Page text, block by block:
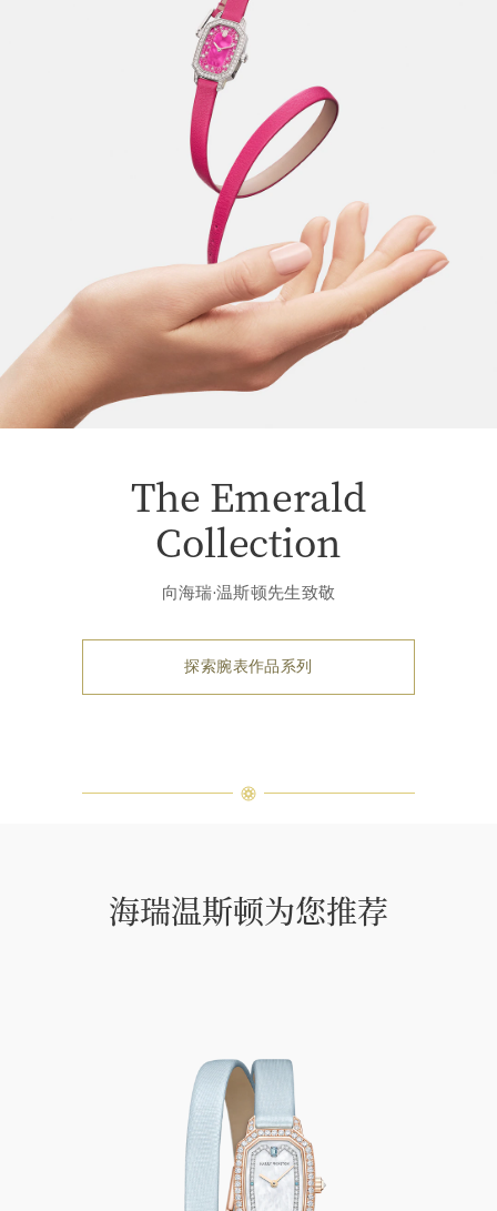
The Emerald
Collection
向海瑞·温斯顿先生致敬
探索腕表作品系列
海瑞温斯顿为您推荐